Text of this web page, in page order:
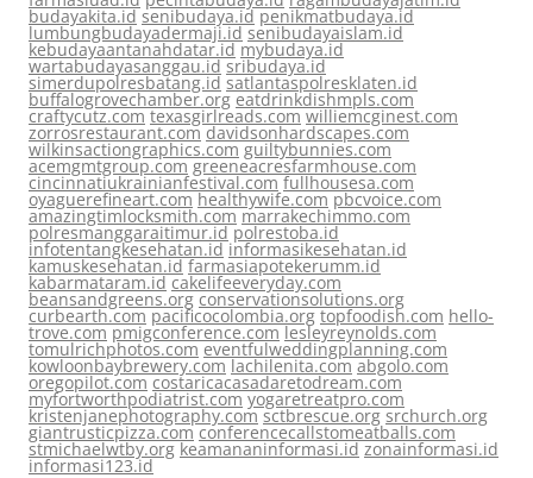
budayakita.id senibudaya.id penikmatbudaya.id
lumbungbudayadermaji.id senibudayaislam.id
kebudayaantanahdatar.id mybudaya.id
wartabudayasanggau.id sribudaya.id
simerdupolresbatang.id satlantaspolresklaten.id
buffalogrovechamber.org eatdrinkdishmpls.com
craftycutz.com texasgirlreads.com williemcginest.com
zorrosrestaurant.com davidsonhardscapes.com
wilkinsactiongraphics.com guiltybunnies.com
acemgmtgroup.com greeneacresfarmhouse.com
cincinnatiukrainianfestival.com fullhousesa.com
oyaguerefineart.com healthywife.com pbcvoice.com
amazingtimlocksmith.com marrakechimmo.com
polresmanggaraitimur.id polrestoba.id
infotentangkesehatan.id informasikesehatan.id
kamuskesehatan.id farmasiapotekerumm.id
kabarmataram.id cakelifeeveryday.com
beansandgreens.org conservationsolutions.org
curbearth.com pacificocolombia.org topfoodish.com hello-
trove.com pmigconference.com lesleyreynolds.com
tomulrichphotos.com eventfulweddingplanning.com
kowloonbaybrewery.com lachilenita.com abgolo.com
oregopilot.com costaricacasadaretodream.com
myfortworthpodiatrist.com yogaretreatpro.com
kristenjanephotography.com sctbrescue.org srchurch.org
giantrusticpizza.com conferencecallstomeatballs.com
stmichaelwtby.org keamananinformasi.id zonainformasi.id
informasi123.id